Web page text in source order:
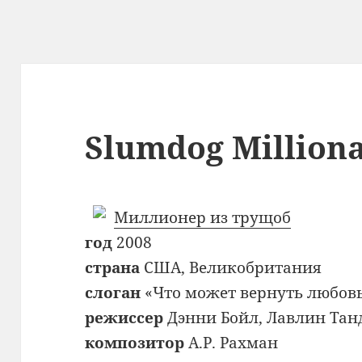
Slumdog
Миллионер из трущоб
год 2008
страна США, Великобритания
слоган «Что может вернуть
режиссерДэнни Бойл, Лавлин
композиторА.Р. Рахман